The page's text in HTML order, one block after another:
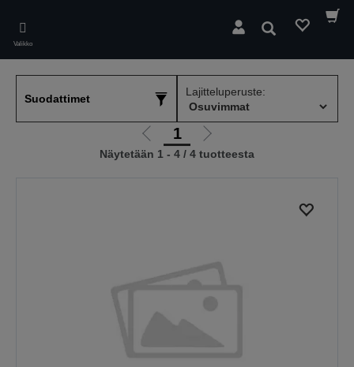
main
content
Valikko
Hae
Suodattimet
Lajitteluperuste:
Siirry
edelliselle
1
Siirry
seuraavalle
Näytetään 1 - 4 / 4 tuotteesta